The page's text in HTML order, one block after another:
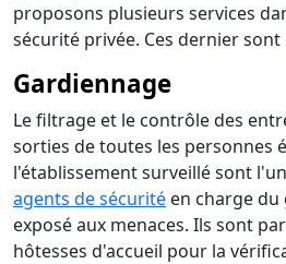
proposons plusieurs services
sécurité privée. Ces dernier sont
Gardiennage
Le filtrage et le contrôle des
sorties de toutes les personnes
l'établissement surveillé sont
agents de sécurité en charge
exposé aux menaces. Ils sont
hôtesses d'accueil pour la